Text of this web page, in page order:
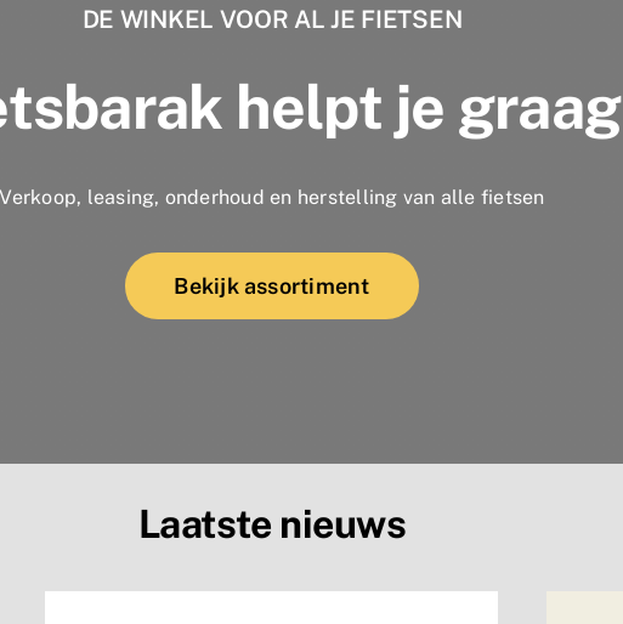
DE WINKEL VOOR AL JE FIETSEN
helpt je graag
Verkoop, leasing, onderhoud en herstelling van alle fietsen
Bekijk assortiment
Laatste nieuws